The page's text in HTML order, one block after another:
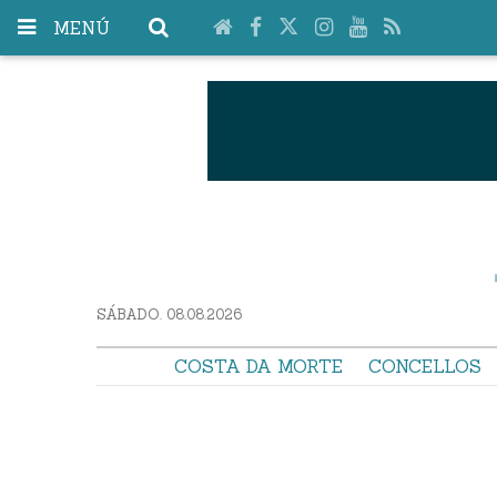
MENÚ
SÁBADO. 08.08.2026
COSTA DA MORTE CONCELLOS